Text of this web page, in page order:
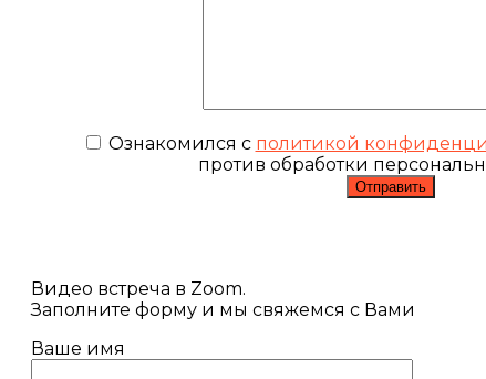
Ознакомился с политикой
против обработки
Видео встреча в Zoom.
Заполните форму и мы свяжемся с Вами
Ваше имя